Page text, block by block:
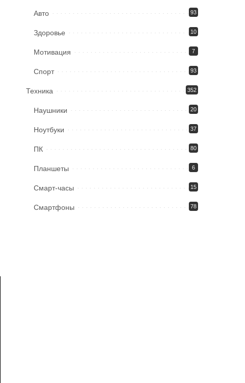
Авто 93
Здоровье 10
Мотивация 7
Спорт 93
Техника 352
Наушники 20
Ноутбуки 37
ПК 80
Планшеты 6
Смарт-часы 15
Смартфоны 78